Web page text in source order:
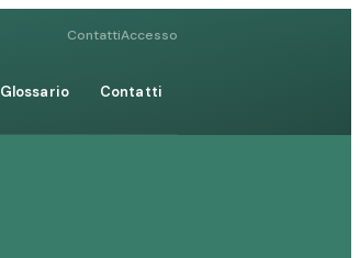
ContattiAccesso
Glossario Contatti